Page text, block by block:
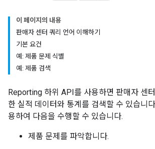
이 페이지의 내용
판매자 센터 쿼리 언어 이해하기
기본 요건
예: 제품 문제 식별
예: 제품 검색
Reporting 하위 API를 사용하면 판매자 센
한 실적 데이터와 통계를 검색할 수 있습니
용하여 다음을 수행할 수 있습니다.
제품 문제를 파악합니다.